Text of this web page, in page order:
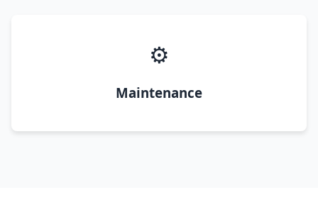
⚙️
Maintenance